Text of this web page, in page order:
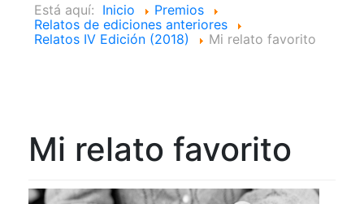
Está aquí: Inicio
Premios
Relatos de ediciones anteriores
Relatos IV Edición (2018)
Mi relato favorito
Mi relato favorito